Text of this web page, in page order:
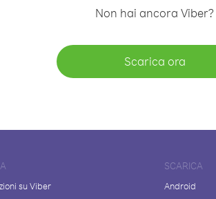
Non hai ancora Viber?
Scarica ora
su Viber
SCARICA
Android